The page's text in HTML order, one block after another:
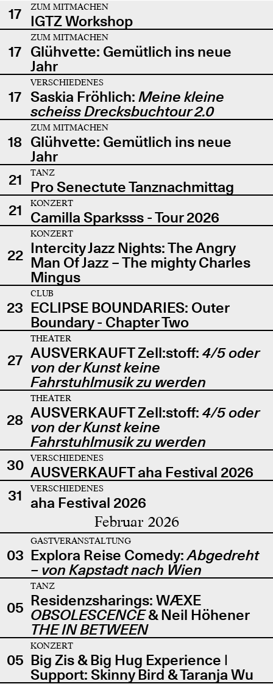
17
ZUM MITMACHEN
IGTZ Workshop
17
ZUM MITMACHEN
Glühvette: Gemütlich ins neue
Jahr
17
VERSCHIEDENES
Saskia Fröhlich: Meine kleine
scheiss Drecksbuchtour 2.0
18
ZUM MITMACHEN
Glühvette: Gemütlich ins neue
Jahr
21
TANZ
Pro Senectute Tanznachmittag
21
KONZERT
Camilla Sparksss - Tour 2026
22
KONZERT
Intercity Jazz Nights: The Angry
Man Of Jazz – The mighty Charles
Mingus
23
CLUB
ECLIPSE BOUNDARIES: Outer
Boundary - Chapter Two
27
THEATER
AUSVERKAUFT Zell:stoff: 4/5 oder
von der Kunst keine
Fahrstuhlmusik zu werden
28
THEATER
AUSVERKAUFT Zell:stoff: 4/5 oder
von der Kunst keine
Fahrstuhlmusik zu werden
30
VERSCHIEDENES
AUSVERKAUFT aha Festival 2026
31
VERSCHIEDENES
aha Festival 2026
Februar 2026
03
GASTVERANSTALTUNG
Explora Reise Comedy:Abgedreht
– von Kapstadt nach Wien
05
TANZ
Residenzsharings: WÆXE
OBSOLESCENCE& Neil Höhener
THE IN BETWEEN
05
KONZERT
Big Zis & Big Hug Experience |
Support: Skinny Bird & Taranja Wu